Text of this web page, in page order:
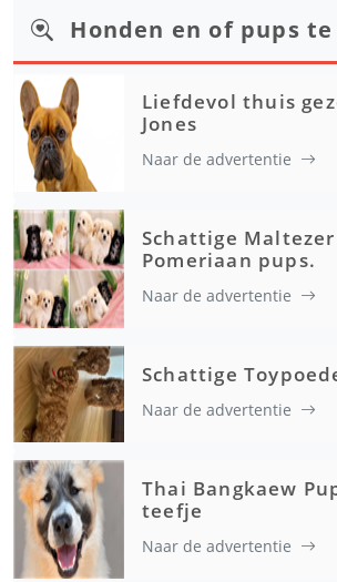
Honden en of pups
Liefdevol thuis
Jones
Naar de advertentie
Schattige Maltezer
Pomeriaan pups.
Naar de advertentie
Schattige
Naar de advertentie
Thai Bangkaew
teefje
Naar de advertentie